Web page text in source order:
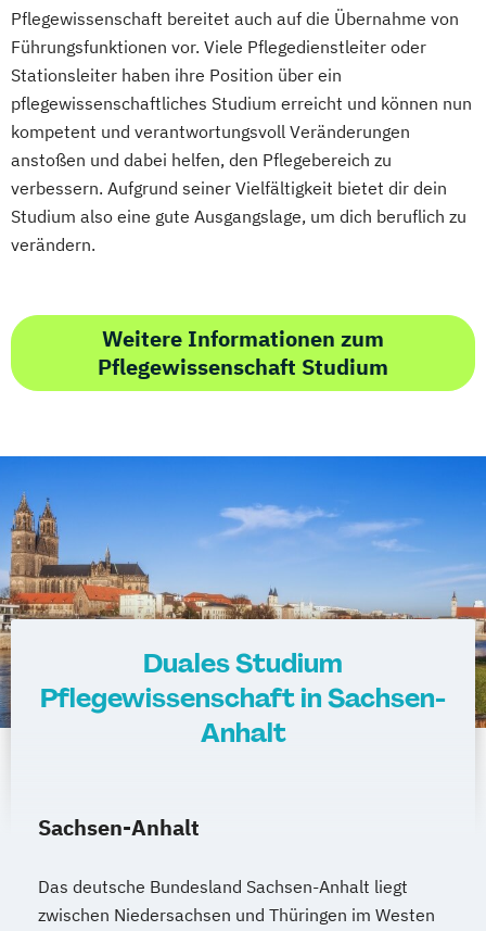
Pflegewissenschaft bereitet auch auf die Übernahme von
Führungsfunktionen vor. Viele Pflegedienstleiter oder
Stationsleiter haben ihre Position über ein
pflegewissenschaftliches Studium erreicht und können nun
kompetent und verantwortungsvoll Veränderungen
anstoßen und dabei helfen, den Pflegebereich zu
verbessern. Aufgrund seiner Vielfältigkeit bietet dir dein
Studium also eine gute Ausgangslage, um dich beruflich zu
verändern.
Weitere Informationen zum
Pflegewissenschaft Studium
Duales Studium
Pflegewissenschaft in Sachsen-
Anhalt
Sachsen-Anhalt
Das deutsche Bundesland Sachsen-Anhalt liegt
zwischen Niedersachsen und Thüringen im Westen